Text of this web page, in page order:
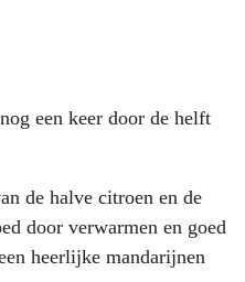
een keer door de helft
de halve citroen en de
door verwarmen en goed
heerlijke mandarijnen